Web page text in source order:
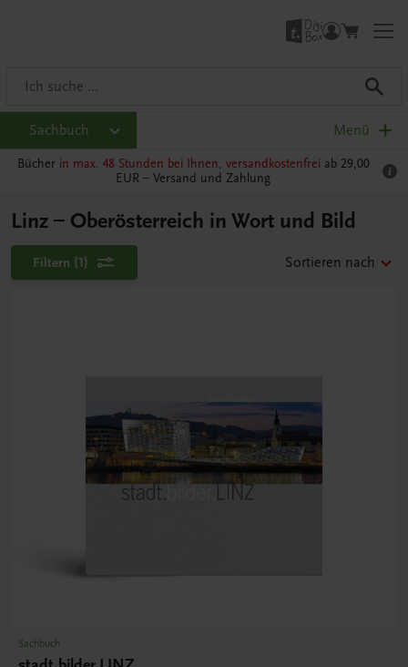
Sachbuch Menü
Bücher in max. 48 Stunden bei Ihnen, versandkostenfrei ab 29,00
EUR – Versand und Zahlung
Linz – Oberösterreich in Wort und Bild
Filtern (1) Sortieren nach
Sachbuch